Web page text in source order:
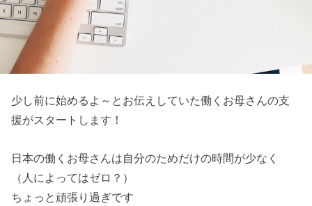
少し前に始めるよ～とお伝えしていた働くお母さんの支
援がスタートします！
日本の働くお母さんは自分のためだけの時間が少なく
（人によってはゼロ？）
ちょっと頑張り過ぎです